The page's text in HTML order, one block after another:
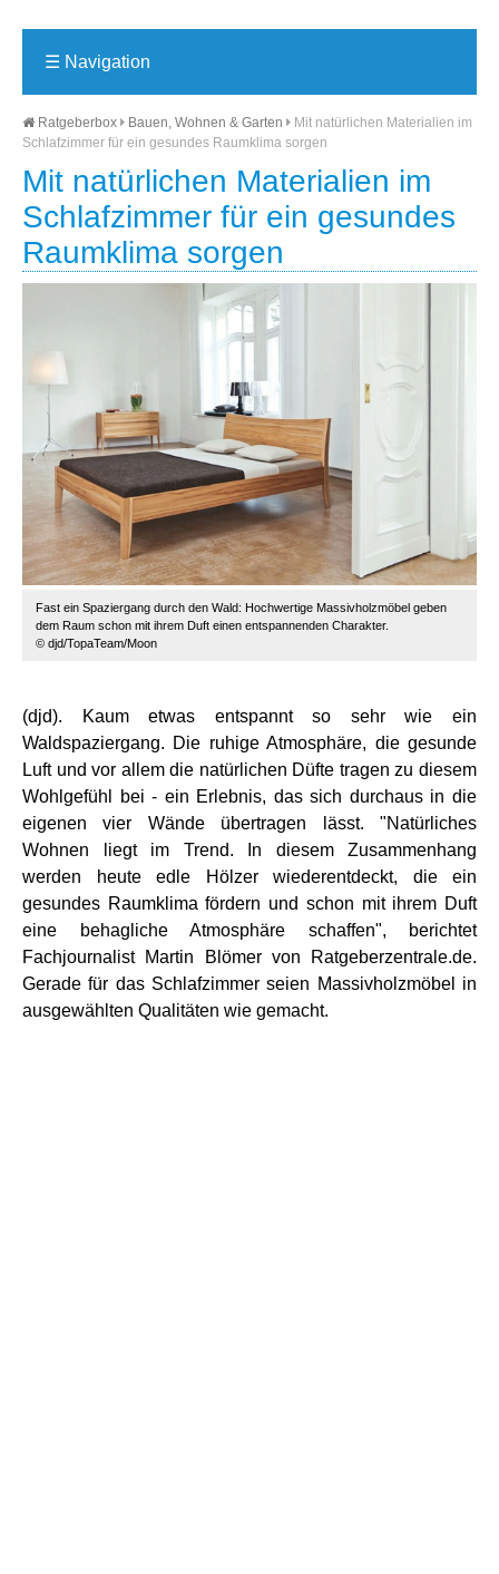
☰ Navigation
Ratgeberbox Bauen, Wohnen & Garten
Mit natürlichen Materialien im
Schlafzimmer für ein gesundes Raumklima sorgen
Mit natürlichen Materialien im
Schlafzimmer für ein gesundes
Raumklima sorgen
Fast ein Spaziergang durch den Wald: Hochwertige Massivholzmöbel geben
dem Raum schon mit ihrem Duft einen entspannenden Charakter.
© djd/TopaTeam/Moon
(djd). Kaum etwas entspannt so sehr wie ein
Waldspaziergang. Die ruhige Atmosphäre, die gesunde
Luft und vor allem die natürlichen Düfte tragen zu diesem
Wohlgefühl bei - ein Erlebnis, das sich durchaus in die
eigenen vier Wände übertragen lässt. "Natürliches
Wohnen liegt im Trend. In diesem Zusammenhang
werden heute edle Hölzer wiederentdeckt, die ein
gesundes Raumklima fördern und schon mit ihrem Duft
eine behagliche Atmosphäre schaffen", berichtet
Fachjournalist Martin Blömer von Ratgeberzentrale.de.
Gerade für das Schlafzimmer seien Massivholzmöbel in
ausgewählten Qualitäten wie gemacht.